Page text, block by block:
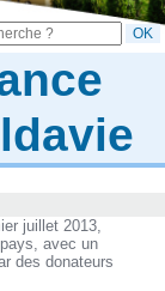
juillet 2013,
avec un
des donateurs